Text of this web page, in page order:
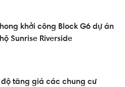
khởi công Block G6 dự án
Sunrise Riverside
tăng giá các chung cư